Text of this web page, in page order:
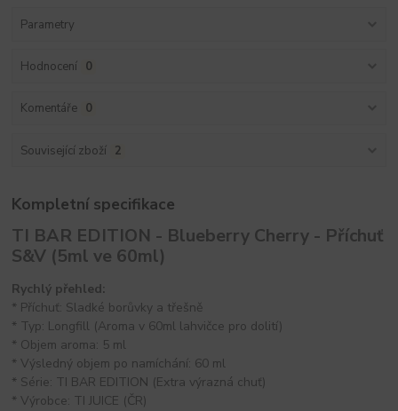
Parametry
Hodnocení 0
Komentáře 0
Související zboží 2
Kompletní specifikace
TI BAR EDITION - Blueberry Cherry - Příchuť
S&V (5ml ve 60ml)
Rychlý přehled:
* Příchuť: Sladké borůvky a třešně
* Typ: Longfill (Aroma v 60ml lahvičce pro dolití)
* Objem aroma: 5 ml
* Výsledný objem po namíchání: 60 ml
* Série: TI BAR EDITION (Extra výrazná chuť)
* Výrobce: TI JUICE (ČR)